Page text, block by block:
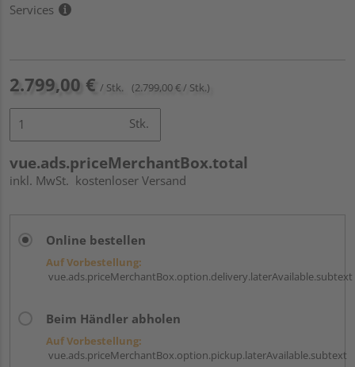
Services
2.799,00 € / Stk. (2.799,00 € / Stk.)
Stk.
vue.ads.priceMerchantBox.total
inkl. MwSt. kostenloser Versand
Online bestellen
Auf Vorbestellung:
vue.ads.priceMerchantBox.option.delivery.laterAvailable.subtext
Beim Händler abholen
Auf Vorbestellung:
vue.ads.priceMerchantBox.option.pickup.laterAvailable.subtext